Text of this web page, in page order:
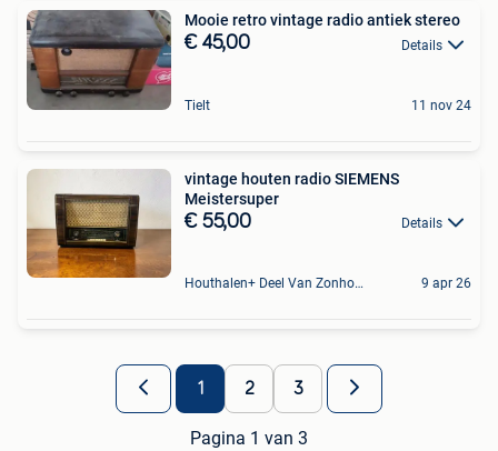
Mooie retro vintage radio antiek stereo
€ 45,00 Details
Tielt 11 nov 24
vintage houten radio SIEMENS
Meistersuper
€ 55,00 Details
Houthalen+ Deel Van Zonhoven En Zolder 9 apr 26
1 2 3
Pagina 1 van 3